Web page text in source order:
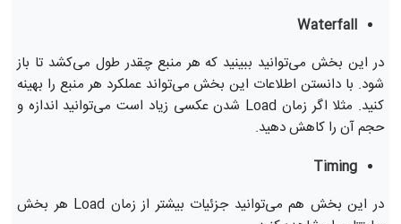
Waterfall
در این بخش می‌توانید ببینید که هر منبع چقدر طول می‌کشد تا باز
شود. با دانستن اطلاعات این بخش می‌تواند عملکرد هر منبع را بهینه
کنید. مثلا اگر زمان Load شدن عکسی زیاد است می‌توانید اندازه و
حجم آن را کاهش دهید.
Timing
در این بخش هم می‌توانید جزئیات بیشتر از زمان Load هر بخش